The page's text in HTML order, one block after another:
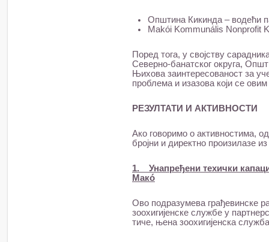
Општина Кикинда – водећи
Makói Kommunális Nonprofit
Поред тога, у својству
Северно-банатског округа,
Њихова заинтересованост за
проблема и изазова који се
РЕЗУЛТАТИ И АКТИВНОСТИ
Ако говоримо о активностима,
бројни и директно произилазе
1. Унапређени техички
Макó
Ово подразумева грађевинске
зоохигијенске службе у
тиче, њена зоохигијенска